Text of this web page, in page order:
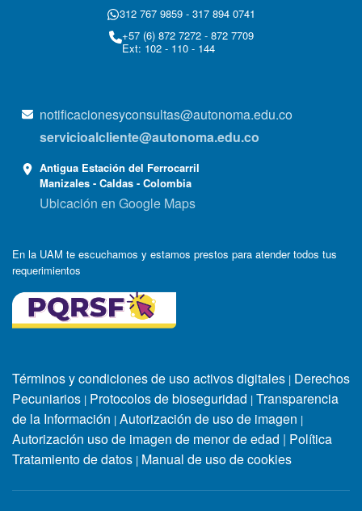
312 767 9859 - 317 894 0741
+57 (6) 872 7272 - 872 7709
Ext: 102 - 110 - 144
notificacionesyconsultas@autonoma.edu.co
servicioalcliente@autonoma.edu.co
Antigua Estación del Ferrocarril
Manizales - Caldas - Colombia
Ubicación en Google Maps
En la UAM te escuchamos y estamos prestos para atender todos tus
requerimientos
Términos y condiciones de uso activos digitales | Derechos
Pecuniarios | Protocolos de bioseguridad | Transparencia
de la Información | Autorización de uso de imagen |
Autorización uso de imagen de menor de edad | Política
Tratamiento de datos | Manual de uso de cookies